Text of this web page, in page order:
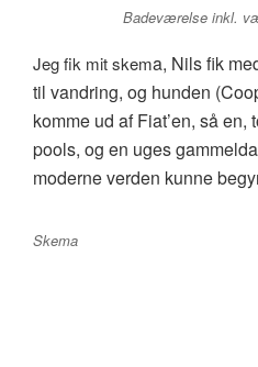
Badeværelse inkl.
Jeg fik mit skema, Nils fik
til vandring, og hunden
komme ud af Fiat’en, så en,
pools, og en uges
moderne verden kunne
Skema